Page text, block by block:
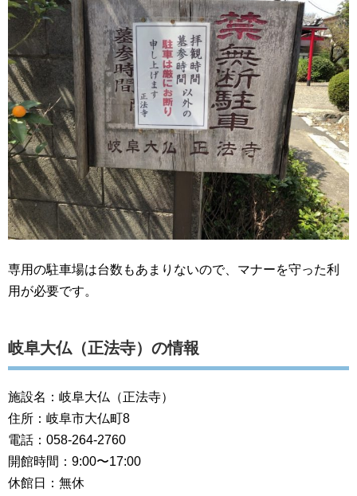
専用の駐車場は台数もあまりないので、マナーを守った利
用が必要です。
岐阜大仏（正法寺）の情報
施設名：岐阜大仏（正法寺）
住所：岐阜市大仏町8
電話：058-264-2760
開館時間：9:00〜17:00
休館日：無休